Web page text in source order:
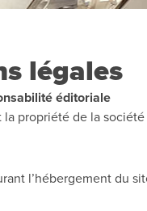
légales
éditoriale
la propriété de la
l’hébergement du